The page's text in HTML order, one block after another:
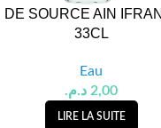
DE SOURCE AIN
33CL
Eau
2,00 د.م.
LIRE LA SUITE